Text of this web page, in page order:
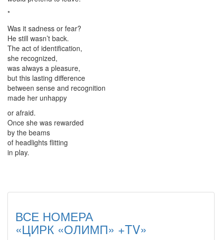
*
Was it sadness or fear?
He still wasn’t back.
The act of identification,
she recognized,
was always a pleasure,
but this lasting difference
between sense and recognition
made her unhappy
or afraid.
Once she was rewarded
by the beams
of headlights flitting
in play.
ВСЕ НОМЕРА
«ЦИРК «ОЛИМП» +TV»